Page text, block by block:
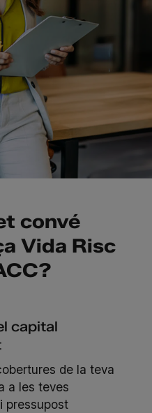
convé
Vida Risc
capital
de la teva
a les teves
pressupost